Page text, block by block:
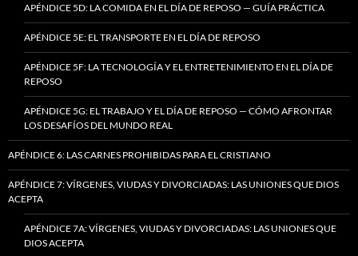
APÉNDICE 5D: LA COMIDA EN EL DÍA DE REPOSO — GUÍA PRÁCTICA
APÉNDICE 5E: EL TRANSPORTE EN EL DÍA DE REPOSO
APÉNDICE 5F: LA TECNOLOGÍA Y EL ENTRETENIMIENTO EN EL DÍA DE
REPOSO
APÉNDICE 5G: EL TRABAJO Y EL DÍA DE REPOSO — CÓMO AFRONTAR
LOS DESAFÍOS DEL MUNDO REAL
APÉNDICE 6: LAS CARNES PROHIBIDAS PARA EL CRISTIANO
APÉNDICE 7: VÍRGENES, VIUDAS Y DIVORCIADAS: LAS UNIONES QUE DIOS
ACEPTA
APÉNDICE 7A: VÍRGENES, VIUDAS Y DIVORCIADAS: LAS UNIONES QUE
DIOS ACEPTA